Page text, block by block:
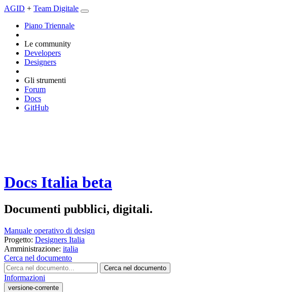
AGID + Team Digitale
Piano Triennale
Le community
Developers
Designers
Gli strumenti
Forum
Docs
GitHub
Docs Italia beta
Documenti pubblici, digitali.
Manuale operativo di design
Progetto: Designers Italia
Amministrazione: italia
Cerca nel documento
Cerca nel documento
Informazioni
versione-corrente